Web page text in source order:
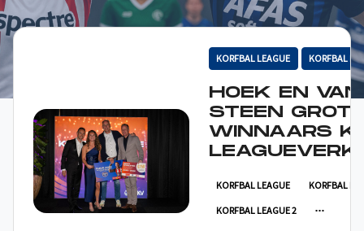
KORFBAL LEAGUE KORFBAL
HOEK EN VAN
STEEN
WINNAARS
KORFBAL LEAGUE KORFBAL
KORFBAL LEAGUE 2